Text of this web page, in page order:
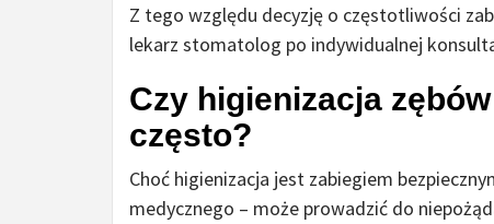
Z tego względu decyzję o częstotliwości
lekarz stomatolog po indywidualnej
Czy higienizacja
często?
Choć higienizacja jest zabiegiem
medycznego – może prowadzić do